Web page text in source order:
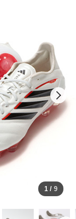
1 / 9